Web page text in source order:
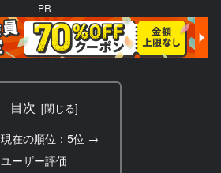
PR
目次
現在の順位：5位 →
ユーザー評価